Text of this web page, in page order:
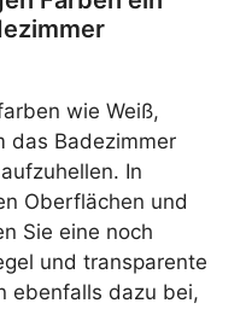
wie Weiß,
das Badezimmer
In
Oberflächen und
Sie eine noch
und transparente
ebenfalls dazu bei,